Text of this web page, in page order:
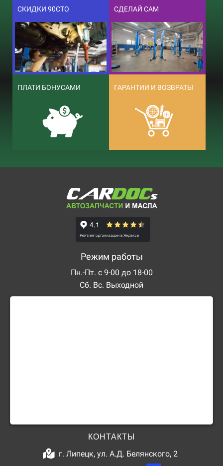
СКИДКИ 90СТО СДЕЛАЙ САМ
ПЛАТИ БОНУСАМИ ГАРАНТИИ И ВОЗВРАТЫ
Режим работы
Пн.-Пт. с 9-00 до 18-00
Сб. Вс. Выходной
КОНТАКТЫ
г. Липецк, ул. А.Д. Белянского, 2